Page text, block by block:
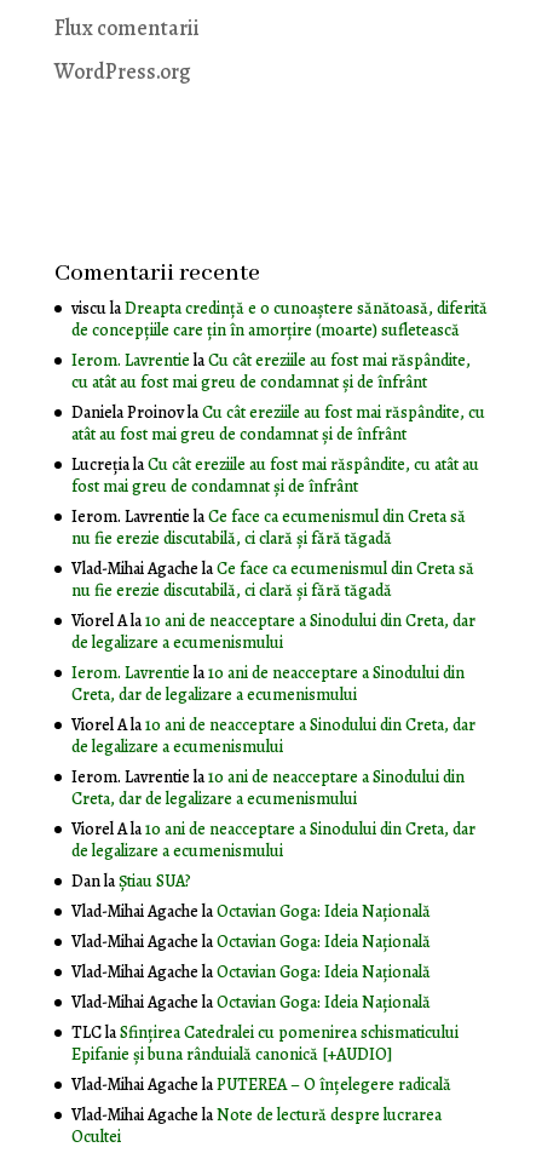
Flux comentarii
WordPress.org
Comentarii recente
visculaDreapta credință e o cunoaștere sănătoasă, diferită
de concepțiile care țin în amorțire (moarte) sufletească
Ierom. LavrentielaCu cât ereziile au fost mai răspândite,
cu atât au fost mai greu de condamnat și de înfrânt
Daniela ProinovlaCu cât ereziile au fost mai răspândite, cu
atât au fost mai greu de condamnat și de înfrânt
LucrețialaCu cât ereziile au fost mai răspândite, cu atât au
fost mai greu de condamnat și de înfrânt
Ierom. LavrentielaCe face ca ecumenismul din Creta să
nu fie erezie discutabilă, ci clară și fără tăgadă
Vlad-Mihai AgachelaCe face ca ecumenismul din Creta să
nu fie erezie discutabilă, ci clară și fără tăgadă
Viorel Ala10 ani de neacceptare a Sinodului din Creta, dar
de legalizare a ecumenismului
Ierom. Lavrentiela10 ani de neacceptare a Sinodului din
Creta, dar de legalizare a ecumenismului
Viorel Ala10 ani de neacceptare a Sinodului din Creta, dar
de legalizare a ecumenismului
Ierom. Lavrentiela10 ani de neacceptare a Sinodului din
Creta, dar de legalizare a ecumenismului
Viorel Ala10 ani de neacceptare a Sinodului din Creta, dar
de legalizare a ecumenismului
DanlaȘtiau SUA?
Vlad-Mihai AgachelaOctavian Goga: Ideia Naţională
Vlad-Mihai AgachelaOctavian Goga: Ideia Naţională
Vlad-Mihai AgachelaOctavian Goga: Ideia Naţională
Vlad-Mihai AgachelaOctavian Goga: Ideia Naţională
TLClaSfințirea Catedralei cu pomenirea schismaticului
Epifanie și buna rânduială canonică [+AUDIO]
Vlad-Mihai AgachelaPUTEREA – O înţelegere radicală
Vlad-Mihai AgachelaNote de lectură despre lucrarea
Ocultei